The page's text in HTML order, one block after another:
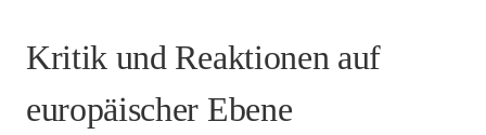
Kritik und Reaktionen auf
europäischer Ebene